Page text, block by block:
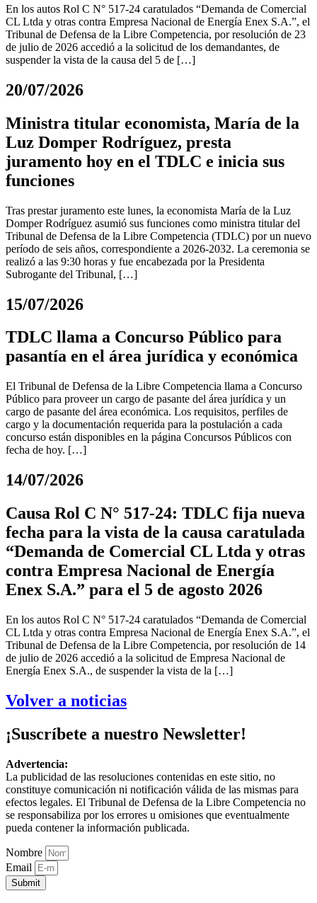
En los autos Rol C N° 517-24 caratulados “Demanda de Comercial
CL Ltda y otras contra Empresa Nacional de Energía Enex S.A.”, el
Tribunal de Defensa de la Libre Competencia, por resolución de 23
de julio de 2026 accedió a la solicitud de los demandantes, de
suspender la vista de la causa del 5 de […]
20/07/2026
Ministra titular economista, María de la
Luz Domper Rodríguez, presta
juramento hoy en el TDLC e inicia sus
funciones
Tras prestar juramento este lunes, la economista María de la Luz
Domper Rodríguez asumió sus funciones como ministra titular del
Tribunal de Defensa de la Libre Competencia (TDLC) por un nuevo
período de seis años, correspondiente a 2026-2032. La ceremonia se
realizó a las 9:30 horas y fue encabezada por la Presidenta
Subrogante del Tribunal, […]
15/07/2026
TDLC llama a Concurso Público para
pasantía en el área jurídica y económica
El Tribunal de Defensa de la Libre Competencia llama a Concurso
Público para proveer un cargo de pasante del área jurídica y un
cargo de pasante del área económica. Los requisitos, perfiles de
cargo y la documentación requerida para la postulación a cada
concurso están disponibles en la página Concursos Públicos con
fecha de hoy. […]
14/07/2026
Causa Rol C N° 517-24: TDLC fija nueva
fecha para la vista de la causa caratulada
“Demanda de Comercial CL Ltda y otras
contra Empresa Nacional de Energía
Enex S.A.” para el 5 de agosto 2026
En los autos Rol C N° 517-24 caratulados “Demanda de Comercial
CL Ltda y otras contra Empresa Nacional de Energía Enex S.A.”, el
Tribunal de Defensa de la Libre Competencia, por resolución de 14
de julio de 2026 accedió a la solicitud de Empresa Nacional de
Energía Enex S.A., de suspender la vista de la […]
Volver a noticias
¡Suscríbete a nuestro Newsletter!
Advertencia:
La publicidad de las resoluciones contenidas en este sitio, no
constituye comunicación ni notificación válida de las mismas para
efectos legales. El Tribunal de Defensa de la Libre Competencia no
se responsabiliza por los errores u omisiones que eventualmente
pueda contener la información publicada.
Nombre
Email
Submit